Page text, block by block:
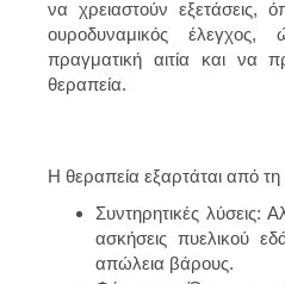
να χρειαστούν
ουροδυναμικός
πραγματική αιτία και να
θεραπεία.
Η θεραπεία εξαρτάται από τη
Συντηρητικές λύσεις:
ασκήσεις πυελικού
απώλεια βάρους.